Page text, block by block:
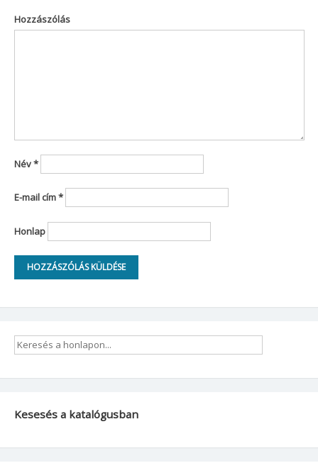
Hozzászólás
Név*
E-mail cím*
Honlap
Kesesés a katalógusban